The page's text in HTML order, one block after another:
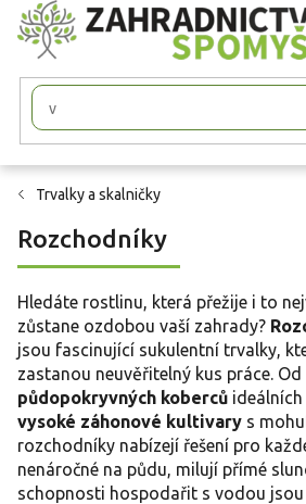
Přejít
na
obsah
Trvalky a skalničky
Rozchodníky
Hledáte rostlinu, která přežije i to
zůstane ozdobou vaší zahrady?
jsou fascinující sukulentní trvalky,
zastanou neuvěřitelný kus práce. Od
půdopokryvných koberců
vysoké záhonové kultivary s
rozchodníky nabízejí řešení pro
nenáročné na půdu, milují přímé
schopnosti hospodařit s vodou